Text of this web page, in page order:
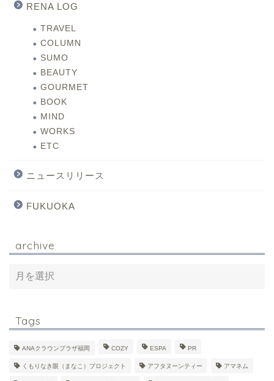
RENA LOG
TRAVEL
COLUMN
SUMO
BEAUTY
GOURMET
BOOK
MIND
WORKS
ETC
ニュースリリース
FUKUOKA
archive
Tags
ANAクラウンプラザ福岡 COZY ESPA PR
くもりなき眼（まなこ）プロジェクト アフタヌーンティー アマネム